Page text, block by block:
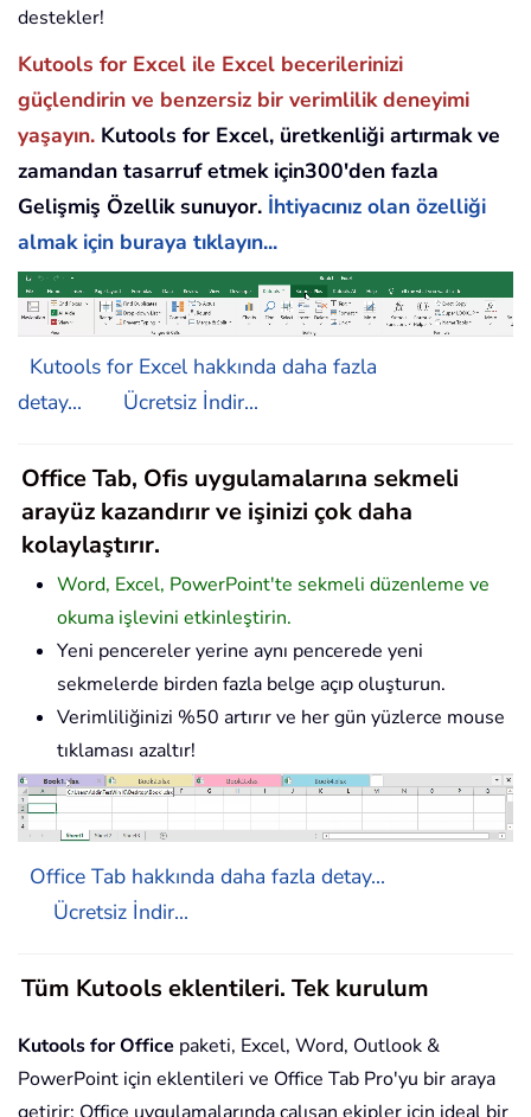
destekler!
Kutools for Excel ile Excel becerilerinizi
güçlendirin ve benzersiz bir verimlilik deneyimi
yaşayın. Kutools for Excel, üretkenliği artırmak ve
zamandan tasarruf etmek için300'den fazla
Gelişmiş Özellik sunuyor. İhtiyacınız olan özelliği
almak için buraya tıklayın...
Kutools for Excel hakkında daha fazla
detay...
Ücretsiz İndir...
Office Tab, Ofis uygulamalarına sekmeli
arayüz kazandırır ve işinizi çok daha
kolaylaştırır.
Word, Excel, PowerPoint'te sekmeli düzenleme ve
okuma işlevini etkinleştirin.
Yeni pencereler yerine aynı pencerede yeni
sekmelerde birden fazla belge açıp oluşturun.
Verimliliğinizi %50 artırır ve her gün yüzlerce mouse
tıklaması azaltır!
Office Tab hakkında daha fazla detay...
Ücretsiz İndir...
Tüm Kutools eklentileri. Tek kurulum
Kutools for Office paketi, Excel, Word, Outlook &
PowerPoint için eklentileri ve Office Tab Pro'yu bir araya